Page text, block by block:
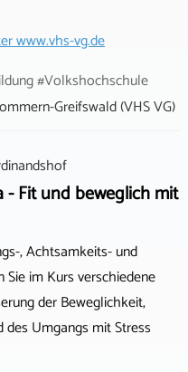
www.vhs-vg.de
#Volkshochschule
Greifswald (VHS VG)
- Fit und beweglich mit
, Achtsamkeits- und
im Kurs verschiedene
der Beweglichkeit,
des Umgangs mit Stress